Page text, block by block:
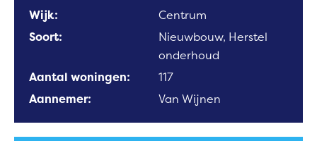
Wijk:
Centrum
Soort:
Nieuwbouw, Herstel
onderhoud
Aantal woningen:
117
Aannemer:
Van Wijnen